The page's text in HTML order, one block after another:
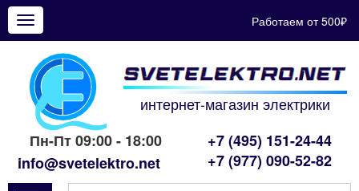
Показать
меню
Работаем от 500₽
интернет-магазин электрики
Пн-Пт 09:00 - 18:00
info@svetelektro.net
+7 (495) 151-24-44
+7 (977) 090-52-82